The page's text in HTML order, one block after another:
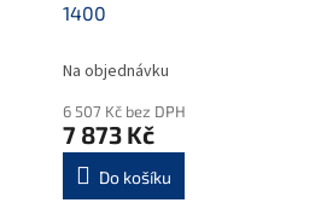
1400
Na objednávku
6 507 Kč bez DPH
7 873 Kč
Do košíku